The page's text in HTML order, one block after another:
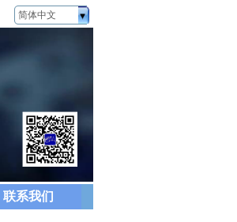
简体中文
联系我们